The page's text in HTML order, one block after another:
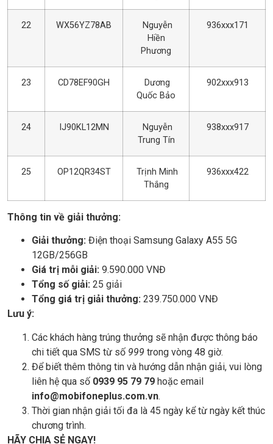
22 WX56YZ78AB
Nguyễn
Hiền
Phương
936xxx171
23 CD78EF90GH
Dương
Quốc Bảo
902xxx913
24 IJ90KL12MN
Nguyễn
Trung Tín
938xxx917
25 OP12QR34ST
Trịnh Minh
Thắng
936xxx422
Thông tin về giải thưởng:
Giải thưởng: Điện thoại Samsung Galaxy A55 5G
12GB/256GB
Giá trị mỗi giải: 9.590.000 VNĐ
Tổng số giải: 25 giải
Tổng giá trị giải thưởng: 239.750.000 VNĐ
Lưu ý:
Các khách hàng trúng thưởng sẽ nhận được thông báo
chi tiết qua SMS từ số 999 trong vòng 48 giờ.
Để biết thêm thông tin và hướng dẫn nhận giải, vui lòng
liên hệ qua số 0939 95 79 79 hoặc email
info@mobifoneplus.com.vn.
Thời gian nhận giải tối đa là 45 ngày kể từ ngày kết thúc
chương trình.
HÃY CHIA SẺ NGAY!